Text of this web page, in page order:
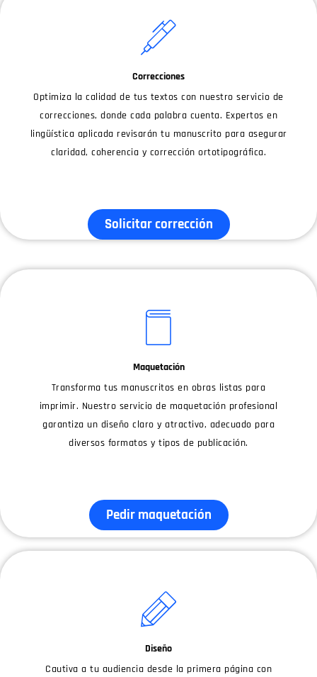
Correcciones
Optimiza la calidad de tus textos con nuestro servicio de
correcciones, donde cada palabra cuenta. Expertos en
lingüística aplicada revisarán tu manuscrito para asegurar
claridad, coherencia y corrección ortotipográfica.
Solicitar corrección
Maquetación
Transforma tus manuscritos en obras listas para
imprimir. Nuestro servicio de maquetación profesional
garantiza un diseño claro y atractivo, adecuado para
diversos formatos y tipos de publicación.
Pedir maquetación
Diseño
Cautiva a tu audiencia desde la primera página con